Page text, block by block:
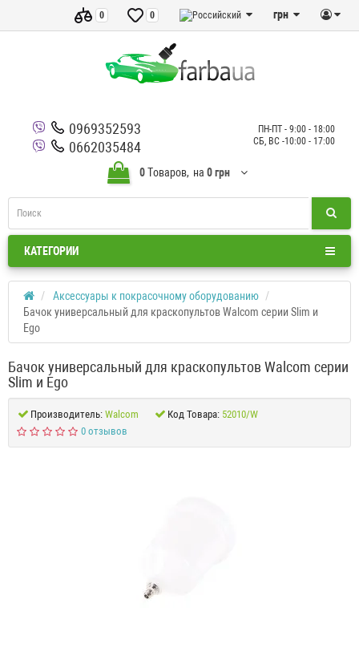
грн
0
0
0969352593
0662035484
ПН-ПТ - 9:00 - 18:00
СБ, ВС -10:00 - 17:00
0Tоваров, на 0 грн
КАТЕГОРИИ
Аксессуары к покрасочному оборудованию
Бачок универсальный для краскопультов Walcom серии Slim и
Ego
Бачок универсальный для краскопультов Walcom серии
Slim и Ego
Производитель: Walcom Код Товара: 52010/W
0 отзывов